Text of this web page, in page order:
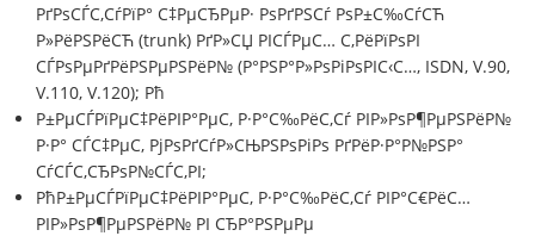
РґРѕСЃС‚СѓРїР° С‡РµСЂРµР· РѕРґРЅСѓ РѕР±С‰СѓСЋ
Р»РёРЅРёСЋ (trunk) РґР»СЏ РІСЃРµС… С‚РёРїРѕРІ
СЃРѕРµРґРёРЅРµРЅРёР№ (Р°РЅР°Р»РѕРіРѕРІС‹С…, ISDN, V.90,
V.110, V.120); Рћ
Р±РµСЃРїРµС‡РёРІР°РµС‚ Р·Р°С‰РёС‚Сѓ РІР»РѕР¶РµРЅРёР№
Р·Р° СЃС‡РµС‚ РјРѕРґСѓР»СЊРЅРѕРіРѕ РґРёР·Р°Р№РЅР°
СѓСЃС‚СЂРѕР№СЃС‚РІ;
РћР±РµСЃРїРµС‡РёРІР°РµС‚ Р·Р°С‰РёС‚Сѓ РІР°С€РёС…
РІР»РѕР¶РµРЅРёР№ РІ СЂР°РЅРµРµ